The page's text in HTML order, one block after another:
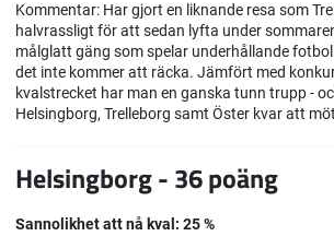
Kommentar: Har gjort en liknande resa som
halvrassligt för att sedan lyfta under
målglatt gäng som spelar underhållande
det inte kommer att räcka. Jämfört med
kvalstrecket har man en ganska tunn trupp -
Helsingborg, Trelleborg samt Öster kvar att
Helsingborg - 36 poäng
Sannolikhet att nå kval: 25 %